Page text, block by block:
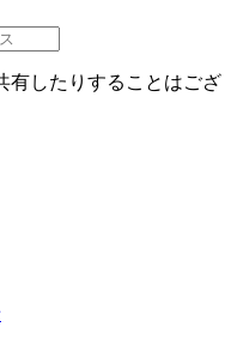
有したりすることはござ